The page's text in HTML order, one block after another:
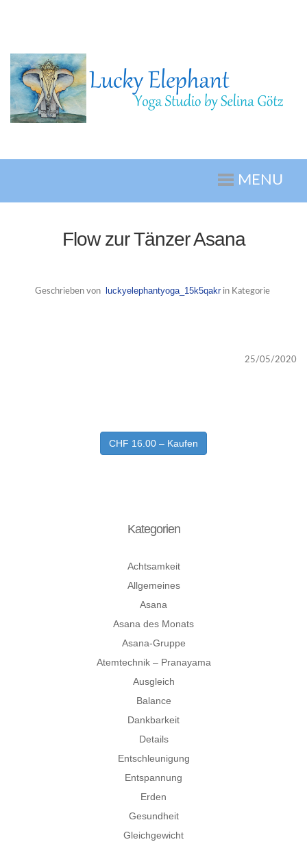
MENU
Flow zur Tänzer Asana
Geschrieben von luckyelephantyoga_15k5qakrin Kategorie
25/05/2020
CHF 16.00 – Kaufen
Kategorien
Achtsamkeit
Allgemeines
Asana
Asana des Monats
Asana-Gruppe
Atemtechnik – Pranayama
Ausgleich
Balance
Dankbarkeit
Details
Entschleunigung
Entspannung
Erden
Gesundheit
Gleichgewicht